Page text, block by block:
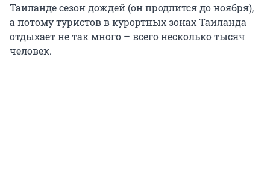
Таиланде сезон дождей (он продлится до ноября),
а потому туристов в курортных зонах Таиланда
отдыхает не так много – всего несколько тысяч
человек.